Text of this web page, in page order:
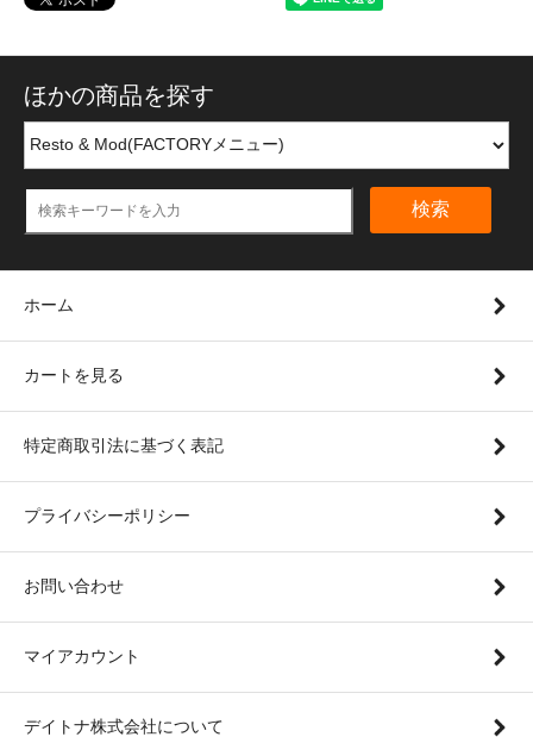
ほかの商品を探す
検索
ホーム
カートを見る
特定商取引法に基づく表記
プライバシーポリシー
お問い合わせ
マイアカウント
デイトナ株式会社について